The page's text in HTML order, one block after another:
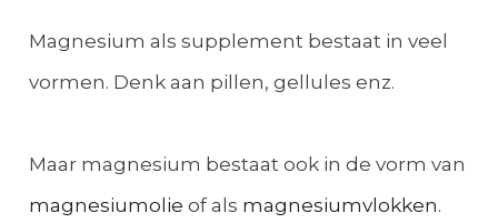
Magnesium als supplement bestaat in veel
vormen. Denk aan pillen, gellules enz.
Maar magnesium bestaat ook in de vorm van
magnesiumolie of als magnesiumvlokken.